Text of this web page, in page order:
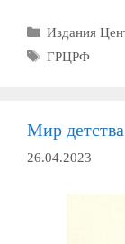
Рубрики
Издания
Метки
ГРЦРФ
Мир
26.04.2023